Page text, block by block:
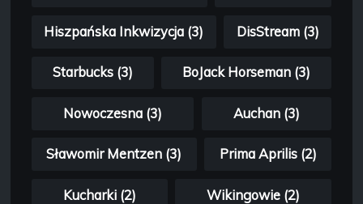
Hiszpańska Inkwizycja (3) DisStream (3)
Starbucks (3) BoJack Horseman (3)
Nowoczesna (3) Auchan (3)
Sławomir Mentzen (3) Prima Aprilis (2)
Kucharki (2) Wikingowie (2)